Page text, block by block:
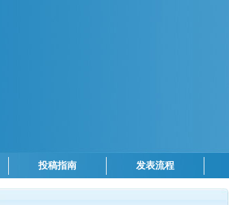
投稿指南 发表流程